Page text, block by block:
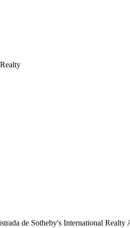
de Sotheby's International